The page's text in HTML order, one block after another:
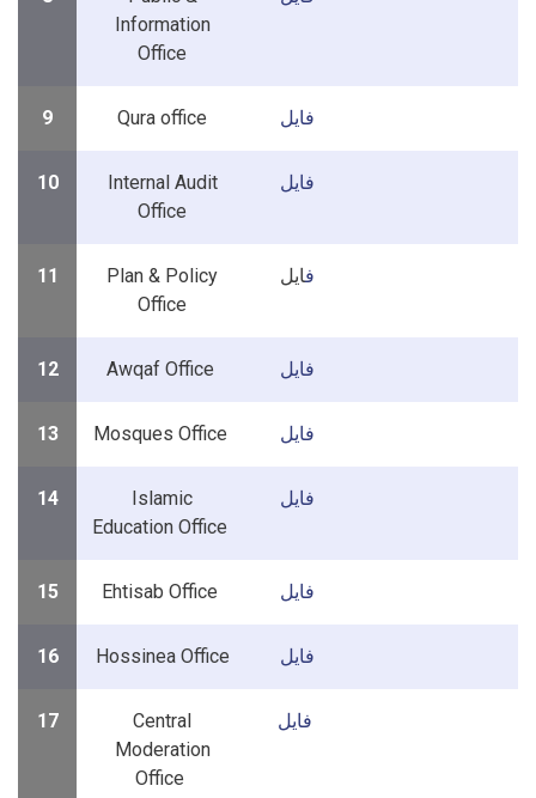
Information
Office
9 Qura office فایل
10
Internal Audit
Office
فایل
11
Plan & Policy
Office
فایل
12 Awqaf Office فایل
13 Mosques Office فایل
14
Islamic
Education Office
فایل
15 Ehtisab Office فایل
16 Hossinea Office فایل
17
Central
Moderation
Office